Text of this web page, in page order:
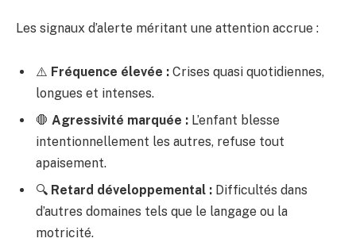
Les signaux d’alerte méritant une attention accrue :
⚠️ Fréquence élevée : Crises quasi quotidiennes,
longues et intenses.
🛑 Agressivité marquée : L’enfant blesse
intentionnellement les autres, refuse tout
apaisement.
🔍 Retard développemental : Difficultés dans
d’autres domaines tels que le langage ou la
motricité.